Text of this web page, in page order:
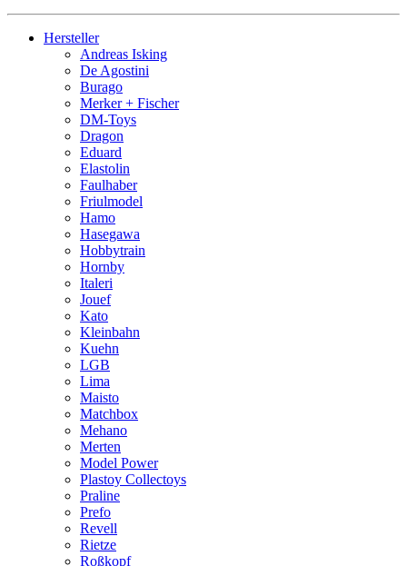
Hersteller
Andreas Isking
De Agostini
Burago
Merker + Fischer
DM-Toys
Dragon
Eduard
Elastolin
Faulhaber
Friulmodel
Hamo
Hasegawa
Hobbytrain
Hornby
Italeri
Jouef
Kato
Kleinbahn
Kuehn
LGB
Lima
Maisto
Matchbox
Mehano
Merten
Model Power
Plastoy Collectoys
Praline
Prefo
Revell
Rietze
Roßkopf